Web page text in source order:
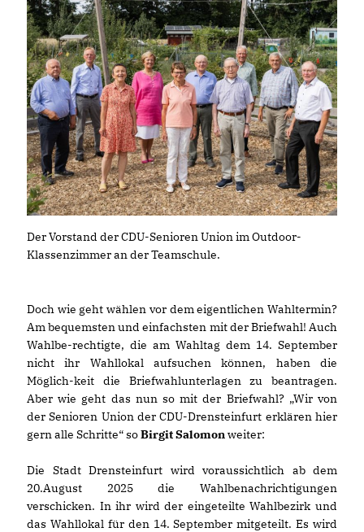
Der Vorstand der CDU-Senioren Union im Outdoor-
Klassenzimmer an der Teamschule.
Doch wie geht wählen vor dem eigentlichen Wahltermin?
Am bequemsten und einfachsten mit der Briefwahl! Auch
Wahlbe-rechtigte, die am Wahltag dem 14. September
nicht ihr Wahllokal aufsuchen können, haben die
Möglich-keit die Briefwahlunterlagen zu beantragen.
Aber wie geht das nun so mit der Briefwahl? „Wir von
der Senioren Union der CDU-Drensteinfurt erklären hier
gern alle Schritte“ soBirgit Salomonweiter:
Die Stadt Drensteinfurt wird voraussichtlich ab dem
20.August 2025 die Wahlbenachrichtigungen
verschicken. In ihr wird der eingeteilte Wahlbezirk und
das Wahllokal für den 14. September mitgeteilt. Es wird